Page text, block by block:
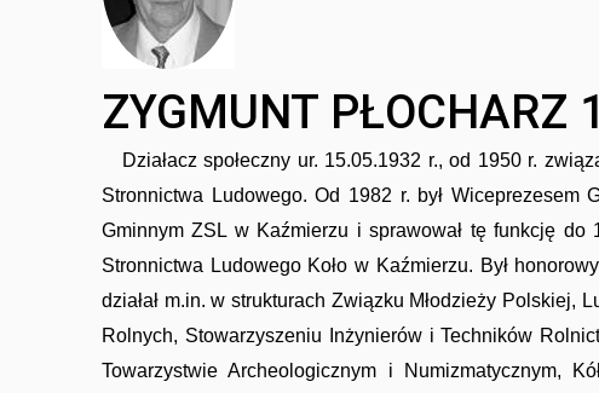
ZYGMUNT PŁOCHARZ
Działacz społeczny ur. 15.05.1932 r., od 1950 r.
Stronnictwa Ludowego. Od 1982 r. był Wiceprezesem
Gminnym ZSL w Kaźmierzu i sprawował tę funkcję
Stronnictwa Ludowego Koło w Kaźmierzu. Był
działał m.in. w strukturach Związku Młodzieży
Rolnych, Stowarzyszeniu Inżynierów i Techników
Towarzystwie Archeologicznym i Numizmatycznym,